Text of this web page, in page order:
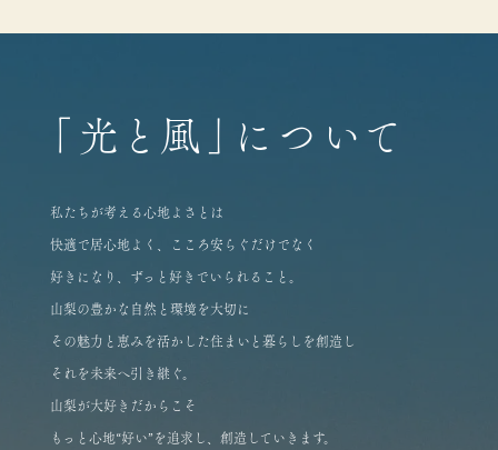
「光と風」について
私たちが考える心地よさとは
快適で居心地よく、こころ安らぐだけでなく
好きになり、ずっと好きでいられること。
山梨の豊かな自然と環境を大切に
その魅力と恵みを活かした住まいと暮らしを創造し
それを未来へ引き継ぐ。
山梨が大好きだからこそ
もっと心地“好い”を追求し、創造していきます。